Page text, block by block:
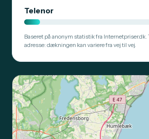
Telenor
Baseret på anonym statistik fra Internetpriser.dk.
adresse: dækningen kan variere fra vej til vej.